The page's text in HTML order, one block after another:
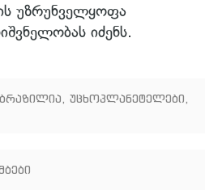
უზრუნველყოფა
იძენს.
ბრაზილია, უცხოპლანეტელები,